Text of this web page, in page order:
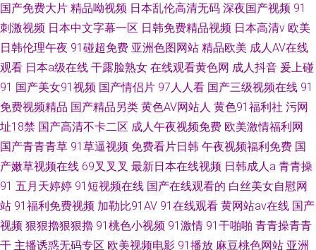
国产免费大片 精品呦视频 日本乱伦高清无码 深夜国产视频 91
刺激视频 日本中文字幕一区 日韩免费精品视频 日本高清v 欧美
日韩伦理午夜 91碰超免费 亚洲色图网站 精品欧美 成人AV在线
观看 日本a级在线 干露脸熟女 在线观看黄色网 成人抖音 爰上碰
91 国产美女91视频 国产情侣片 97人人看 国产三级视频在线 91
免费视频精品 国产精品另类 黄色AV网站人 黄色91福利社 污网
址18禁 国产高清不卡二区 成人午夜视频免费 欧美激情福利网
国产青青青草 91草逼视频 免费看片日韩 午夜视频福利免费 国
产嫩草视频在线 69叉叉叉 最新日本在线视频 日韩成人a 青青操
91 五月天婷婷 91短视频在线 国产在线观看的 白丝美女自慰网
站 91福利免费视频 加勒比91AV 91在线观看 黄网站av在线 国产
视频 狠狠擼狠狠擼 91桃色小视频 91激情 91干啪啪 青青操青青
干 主播诱惑无码专区 欧美视频电影 91播放 麻豆桃色网站 亚洲